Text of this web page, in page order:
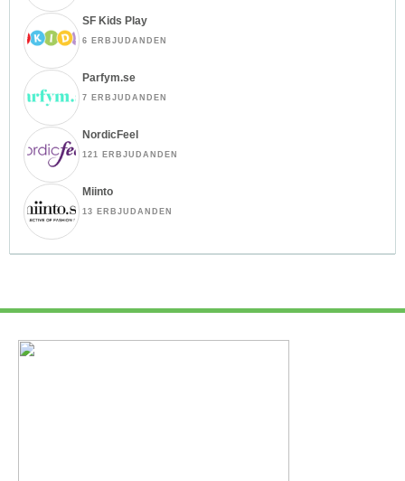
SF Kids Play
6 ERBJUDANDEN
Parfym.se
7 ERBJUDANDEN
NordicFeel
121 ERBJUDANDEN
Miinto
13 ERBJUDANDEN